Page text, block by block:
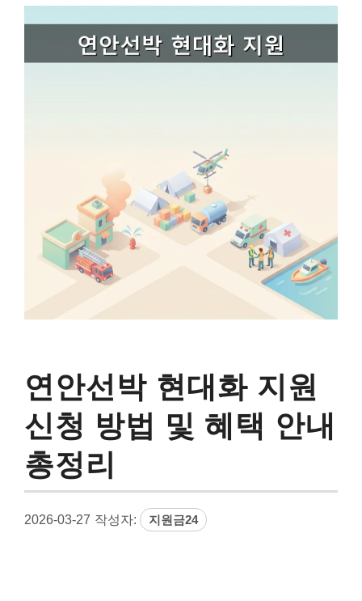
연안선박 현대화 지원
신청 방법 및 혜택 안내
총정리
2026-03-27 작성자: 지원금24